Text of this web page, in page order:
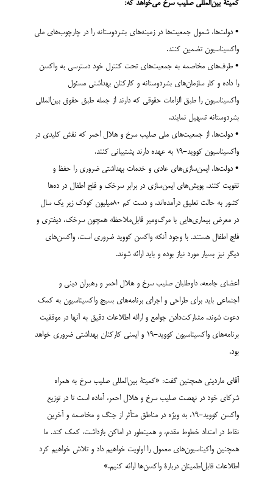
کمیتۀ بین‌المللی صلیب سرخ می‌خواهد که:
• دولت‌ها، شمول جمعیت‌ها در زمینه‌های بشردوستانه را در چارچوب‌های ملی
واکسیناسیون تضمین کنند.
• طرف‌های مخاصمه به جمعیت‌های تحت کنترل خود دسترسی به واکسن
را داده و کار سازمان‌های بشردوستانه و کارکنان بهداشتی مسئول
واکسیناسیون را طبق الزامات حقوقی که دارند از جمله طبق حقوق بین‌المللی
بشردوستانه تسهیل نمایند.
• دولت‌ها، از جمعیت‌های ملی صلیب سرخ و هلال احمر که نقش کلیدی در
واکسیناسیون کووید-19 به عهده دارند پشتیبانی کنند.
• دولت‌ها، ایمن‌سازی‌های عادی و خدمات بهداشتی ضروری را حفظ و
تقویت کنند. پویش‌های ایمن‌سازی در برابر سرخک و فلج اطفال در ده‌ها
کشور به حالت تعلیق درآمده‌اند، و دست کم 80میلیون کودک زیر یک سال
در معرض بیماری‌هایی با مرگ‌ومیر قابل‌ملاحظه همچون سرخک، دیفتری و
فلج اطفال هستند. با وجود آنکه واکسن کووید ضروری است، واکسن‌های
دیگر نیز بسیار مورد نیاز بوده و باید ارائه شوند.
اعضای جامعه، داوطلبان صلیب سرخ و هلال احمر و رهبران دینی و
اجتماعی باید برای طراحی و اجرای برنامه‌های بسیج واکسیناسیون به کمک
دعوت شوند. مشارکت‌دادن جوامع و ارائه اطلاعات دقیق به آنها در موفقیت
برنامه‌های واکسیناسیون کووید-19 و ایمنی کارکنان بهداشتی ضروری خواهد
بود.
آقای ماردینی همچنین گفت: «کمیتۀ بین‌المللی صلیب سرخ به همراه
شرکای خود در نهصت صلیب سرخ و هلال احمر، آماده است تا در توزیع
واکسن کووید-19، به ویژه در مناطق متأثر از جنگ و مخاصمه و آخرین
نقاط در امتداد خطوط مقدم، و همینطور در اماکن بازداشت، کمک کند. ما
همچنین واکیناسیون‌های معمول را اولویت خواهیم داد و تلاش خواهیم کرد
اطلاعات قابل‌اطمینان دربارۀ واکسن‌ها ارائه کنیم.»